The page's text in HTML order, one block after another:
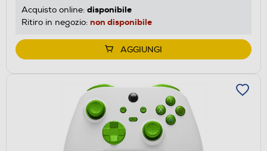
Acquisto online: disponibile
Ritiro in negozio: non disponibile
AGGIUNGI